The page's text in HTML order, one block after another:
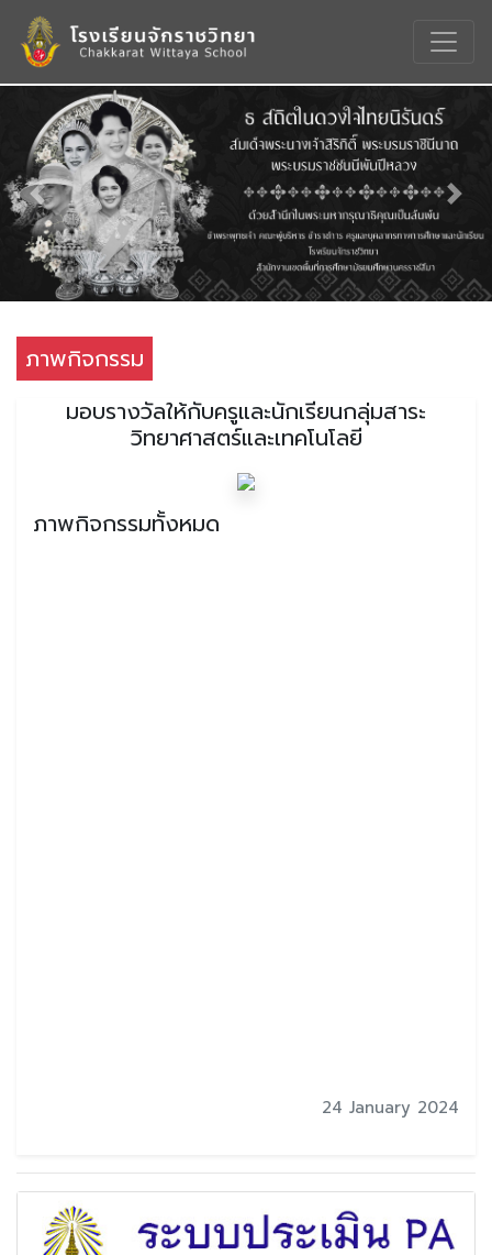
Previous Next
ภาพกิจกรรม
มอบรางวัลให้กับครูและนักเรียนกลุ่มสาระ
วิทยาศาสตร์และเทคโนโลยี
ภาพกิจกรรมทั้งหมด
24 January 2024